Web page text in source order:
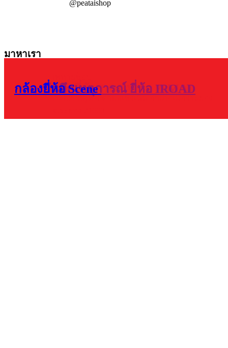
70mai รุ่น A800
กล้องบันทึกยี่ห้อ DDPAI
กล้องบันทึกเหตุการณ์ ยี่ห้อ 70MAI
กล้องบันทึกเหตุการณ์ ยี่ห้อ IROAD
กล้องยี่ห้อ Scene
@peataishop
มาหาเรา
20/138 หมู่ที่ 4 ตำบลเชิงเนิน อำเภอเมืองระยอง